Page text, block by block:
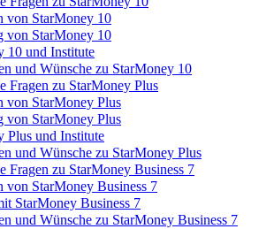
StarMoney 10
StarMoney 10
und Institute
und Wünsche zu StarMoney 10
zu StarMoney Plus
StarMoney Plus
StarMoney Plus
und Institute
und Wünsche zu StarMoney Plus
zu StarMoney Business 7
StarMoney Business 7
StarMoney Business 7
und Wünsche zu StarMoney Business 7